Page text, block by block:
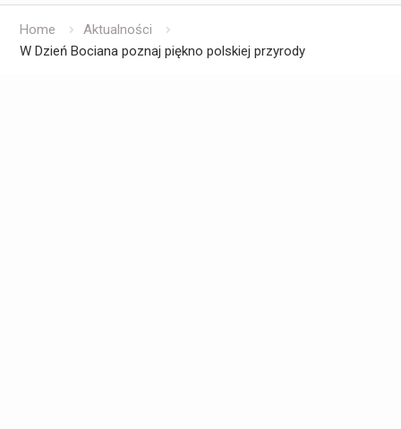
Home
Aktualności
W Dzień Bociana poznaj piękno polskiej przyrody